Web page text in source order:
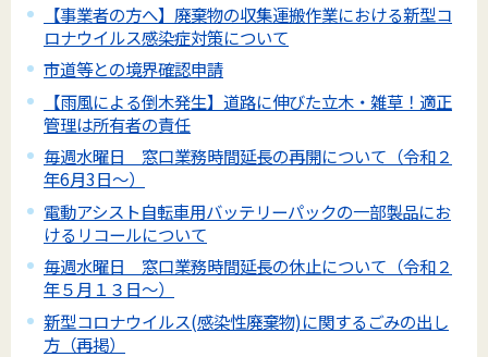
【事業者の方へ】廃棄物の収集運搬作業における新型コ
ロナウイルス感染症対策について
市道等との境界確認申請
【雨風による倒木発生】道路に伸びた立木・雑草！適正
管理は所有者の責任
毎週水曜日 窓口業務時間延長の再開について（令和２
年6月3日～）
電動アシスト自転車用バッテリーパックの一部製品にお
けるリコールについて
毎週水曜日 窓口業務時間延長の休止について（令和２
年５月１３日～）
新型コロナウイルス(感染性廃棄物)に関するごみの出し
方（再掲）